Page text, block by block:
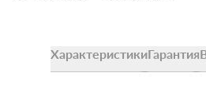
ХарактеристикиГарантия